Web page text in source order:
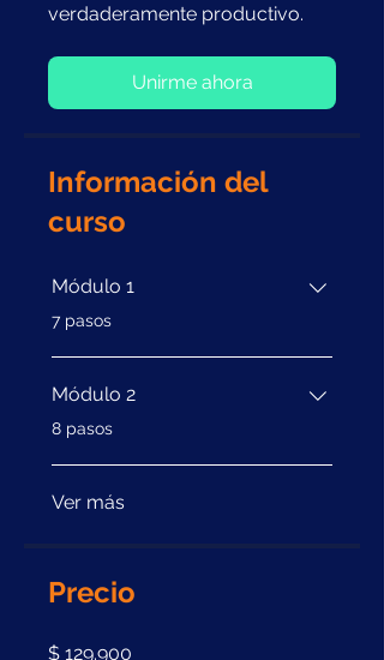
verdaderamente productivo.
Unirme ahora
Información del
curso
Módulo 1
.7 pasos
Módulo 2
.8 pasos
Ver más
Precio
$ 129.900